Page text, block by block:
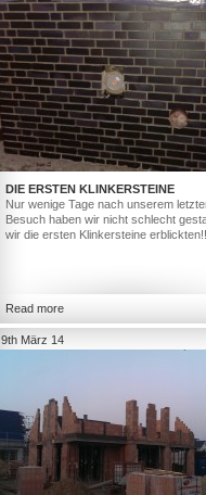
DIE ERSTEN KLINKERSTEINE
Nur wenige Tage nach unserem
Besuch haben wir nicht schlecht
wir die ersten Klinkersteine
Read more
9th März 14